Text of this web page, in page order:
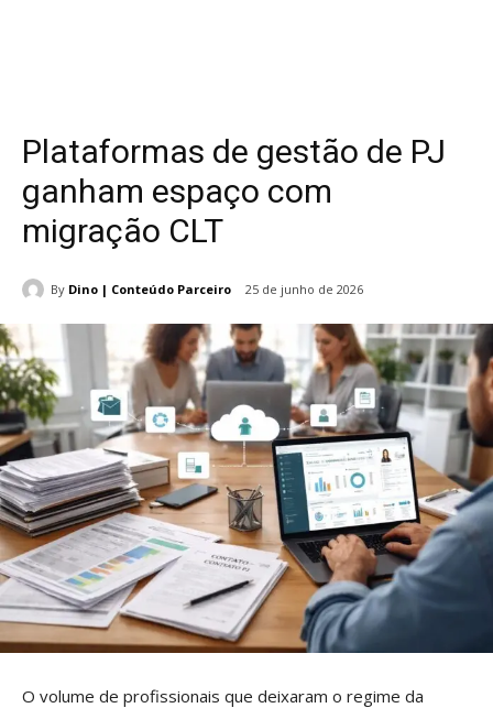
Plataformas de gestão de PJ
ganham espaço com
migração CLT
By Dino | Conteúdo Parceiro 25 de junho de 2026
O volume de profissionais que deixaram o regime da